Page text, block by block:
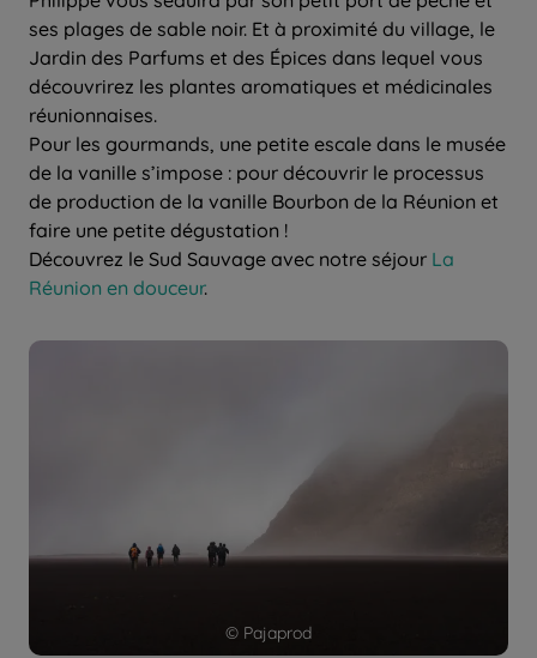
© Pajaprod
ses plages de sable noir. Et à proximité du village, le
Jardin des Parfums et des Épices dans lequel vous
découvrirez les plantes aromatiques et médicinales
réunionnaises.
Pour les gourmands, une petite escale dans le musée
de la vanille s’impose : pour découvrir le processus
de production de la vanille Bourbon de la Réunion et
faire une petite dégustation !
Découvrez le Sud Sauvage avec notre séjour La
Réunion en douceur.